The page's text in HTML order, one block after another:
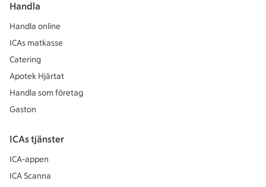
Handla
Handla online
ICAs matkasse
Catering
Apotek Hjärtat
Handla som företag
Gaston
ICAs tjänster
ICA-appen
ICA Scanna